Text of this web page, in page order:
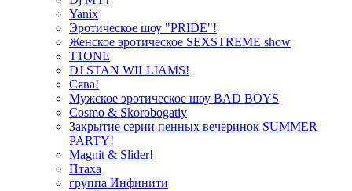
Yanix
Эротическое шоу "PRIDE"!
Женское эротическое SEXSTREME show
T1ONE
DJ STAN WILLIAMS!
Сява!
Мужское эротическое шоу BAD BOYS
Cosmo & Skorobogatiy
Закрытие серии пенных вечеринок SUMMER
PARTY!
Magnit & Slider!
Птаха
группа Инфинити